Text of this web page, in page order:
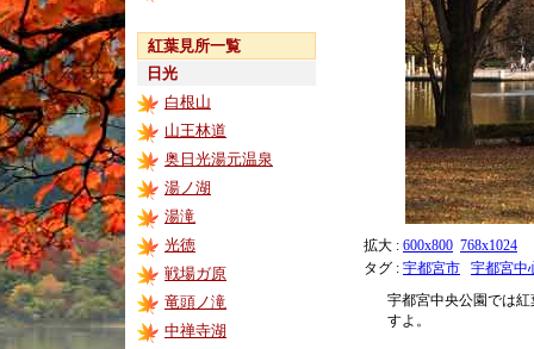
紅葉見所一覧
日光
白根山
山王林道
奥日光湯元温泉
湯ノ湖
湯滝
光徳
戦場ガ原
竜頭ノ滝
中禅寺湖
拡大 : 600x800 768x1024
タグ : 宇都宮市
宇都宮中
宇都宮中央公園では
すよ。